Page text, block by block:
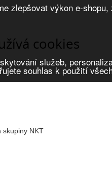
zlepšovat výkon e-
cookies
služeb,
souhlas k použití
vodičů hadičky izolační